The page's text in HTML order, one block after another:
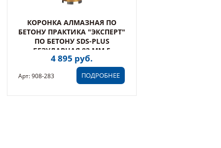
КОРОНКА АЛМАЗНАЯ ПО
БЕТОНУ ПРАКТИКА "ЭКСПЕРТ"
ПО БЕТОНУ SDS-PLUS
БЕЗУДАРНАЯ 82 ММ 5
ТУРБОСЕГМЕНТОВ 10 ММ (908-
283)
4 895 руб.
ПОДРОБНЕЕ
Арт: 908-283